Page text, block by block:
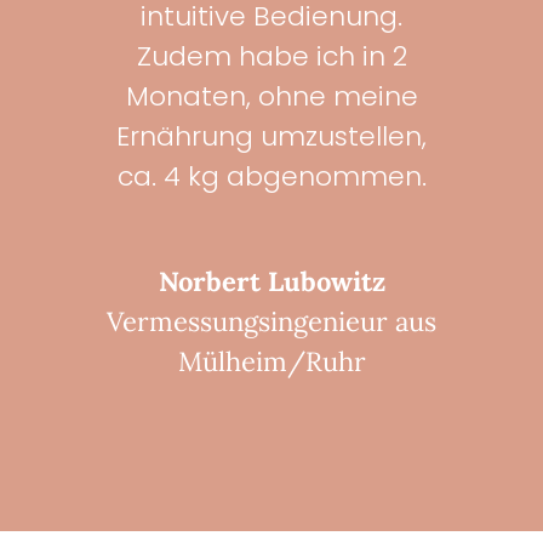
intuitive Bedienung.
Zudem habe ich in 2
Monaten, ohne meine
Ernährung umzustellen,
ca. 4 kg abgenommen.
Norbert Lubowitz
Vermessungsingenieur aus
Mülheim/Ruhr